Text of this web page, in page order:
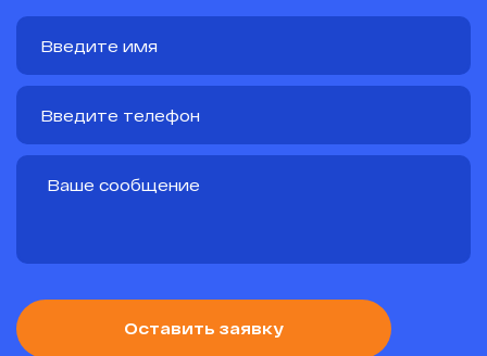
Оставить заявку